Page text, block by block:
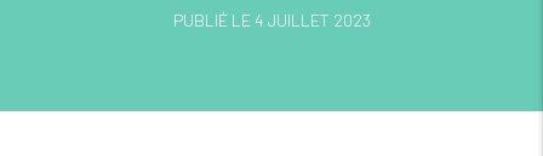
PUBLIÉ LE 4 JUILLET 2023